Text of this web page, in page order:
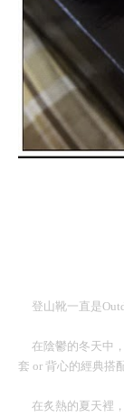
登山靴一直是
在陰鬱的冬天中
套 or 背心的經典搭
在炙熱的夏天裡